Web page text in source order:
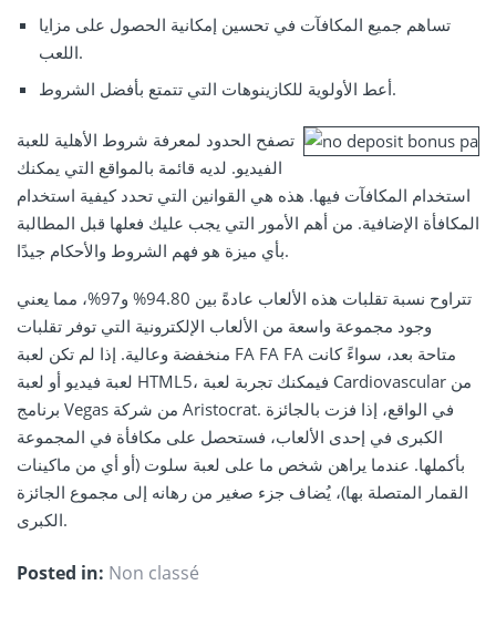
تساهم جميع المكافآت في تحسين إمكانية الحصول على مزايا
اللعب.
أعط الأولوية للكازينوهات التي تتمتع بأفضل الشروط.
تصفح الحدود لمعرفة شروط الأهلية للعبة
الفيديو. لديه قائمة بالمواقع التي يمكنك
استخدام المكافآت فيها. هذه هي القوانين التي تحدد كيفية استخدام
المكافأة الإضافية. من أهم الأمور التي يجب عليك فعلها قبل المطالبة
بأي ميزة هو فهم الشروط والأحكام جيدًا.
تتراوح نسبة تقلبات هذه الألعاب عادةً بين 94.80% و97%، مما يعني
وجود مجموعة واسعة من الألعاب الإلكترونية التي توفر تقلبات
منخفضة وعالية. إذا لم تكن لعبة FA FA FA متاحة بعد، سواءً كانت
لعبة فيديو أو لعبة HTML5، فيمكنك تجربة لعبة Cardiovascular من
برنامج Vegas من شركة Aristocrat. في الواقع، إذا فزت بالجائزة
الكبرى في إحدى الألعاب، فستحصل على مكافأة في المجموعة
بأكملها. عندما يراهن شخص ما على لعبة سلوت (أو أي من ماكينات
القمار المتصلة بها)، يُضاف جزء صغير من رهانه إلى مجموع الجائزة
الكبرى.
Posted in: Non classé